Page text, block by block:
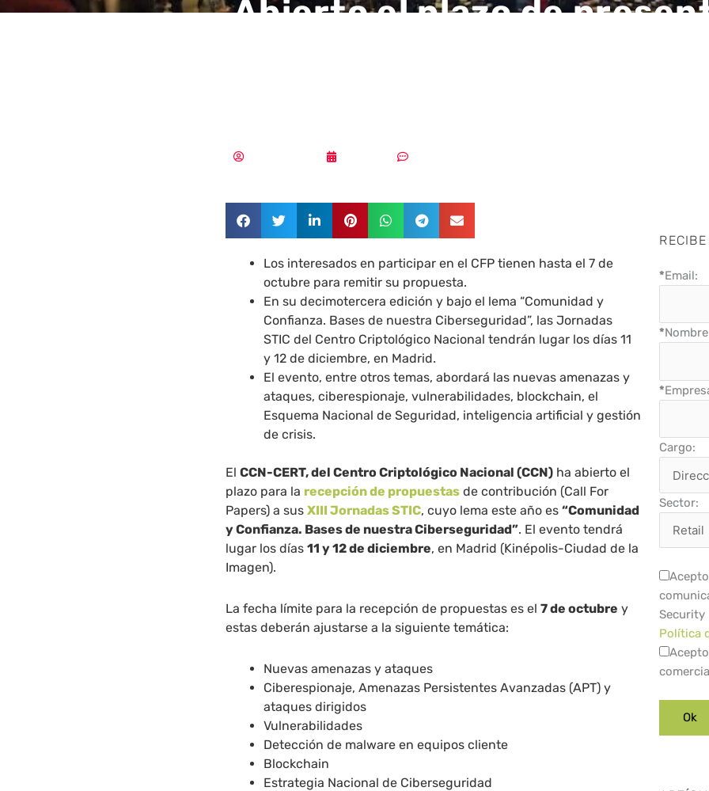
Abierto el plazo de
Los interesados en participar en el CFP tienen hasta el 7 de
octubre para remitir su propuesta.
En su decimotercera edición y bajo el lema “Comunidad y
Confianza. Bases de nuestra Ciberseguridad”, las Jornadas
STIC del Centro Criptológico Nacional tendrán lugar los días 11
y 12 de diciembre, en Madrid.
El evento, entre otros temas, abordará las nuevas amenazas y
ataques, ciberespionaje, vulnerabilidades, blockchain, el
Esquema Nacional de Seguridad, inteligencia artificial y gestión
de crisis.
ElCCN-CERT, del Centro Criptológico Nacional (CCN) ha abierto el
plazo para la recepción de propuestas de contribución (Call For
Papers) a susXIII Jornadas STIC, cuyo lema este año es“Comunidad
y Confianza. Bases de nuestra Ciberseguridad”. El evento tendrá
lugar los días11 y 12 de diciembre, en Madrid (Kinépolis-Ciudad de la
Imagen).
La fecha límite para la recepción de propuestas es el7 de octubre y
estas deberán ajustarse a la siguiente temática:
Nuevas amenazas y ataques
Ciberespionaje, Amenazas Persistentes Avanzadas (APT) y
ataques dirigidos
Vulnerabilidades
Detección de malware en equipos cliente
Blockchain
Estrategia Nacional de Ciberseguridad
*Email:
*
*
Cargo:
Sector:
Security
Política